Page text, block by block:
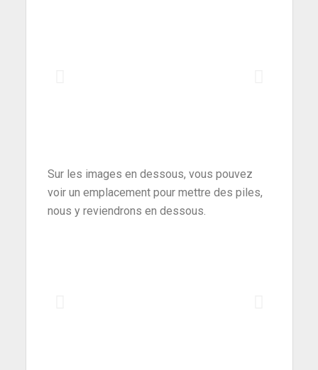
Sur les images en dessous, vous pouvez
voir un emplacement pour mettre des piles,
nous y reviendrons en dessous.